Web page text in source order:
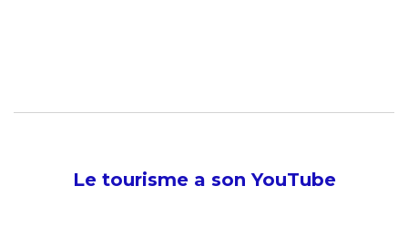
Le tourisme a son YouTube